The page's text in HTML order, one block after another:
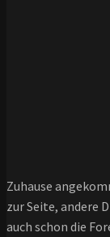
Zuhause
zur Seite, andere
auch schon die